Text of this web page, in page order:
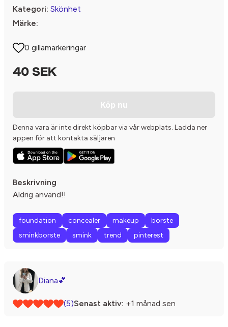
Kategori: Skönhet
Märke:
0 gillamarkeringar
40 SEK
Köp nu
Denna vara är inte direkt köpbar via vår webplats. Ladda ner
appen för att kontakta säljaren
Beskrivning
Aldrig använd!!
foundation concealer makeup
borste
sminkborste
smink trend pinterest
Diana💕
(5)Senast aktiv: +1 månad sen